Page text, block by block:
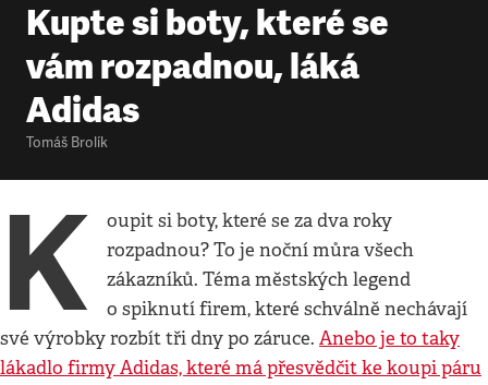
Kupte si boty, které se
vám rozpadnou, láká
Adidas
Tomáš Brolík
K
oupit si boty, které se za dva roky
rozpadnou? To je noční můra všech
zákazníků. Téma městských legend
o spiknutí firem, které schválně nechávají
své výrobky rozbít tři dny po záruce. Anebo je to taky
lákadlo firmy Adidas, které má přesvědčit ke koupi páru